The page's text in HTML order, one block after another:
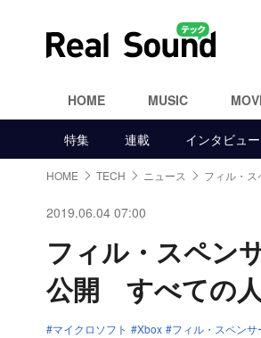
HOME MUSIC
特集 連載 インタビュー
HOME TECH ニュース フィル・ス
2019.06.04 07:00
フィル・スペン
公開 すべての
マイクロソフト Xbox フィル・スペンサ